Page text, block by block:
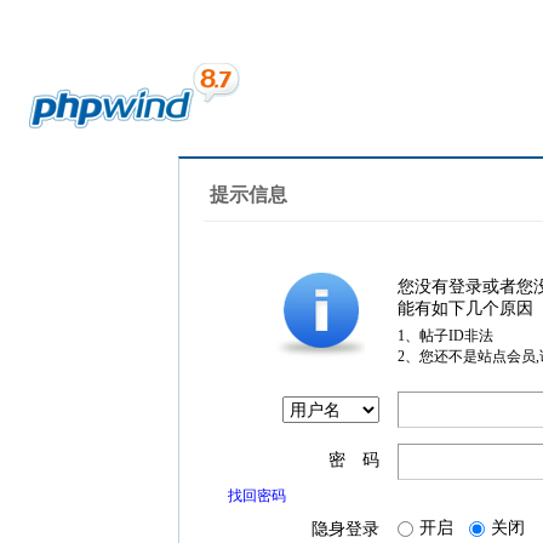
提示信息
您没有登录或者您
能有如下几个原因
1、帖子ID非法
2、您还不是站点会员
密 码
找回密码
隐身登录 开启 关闭